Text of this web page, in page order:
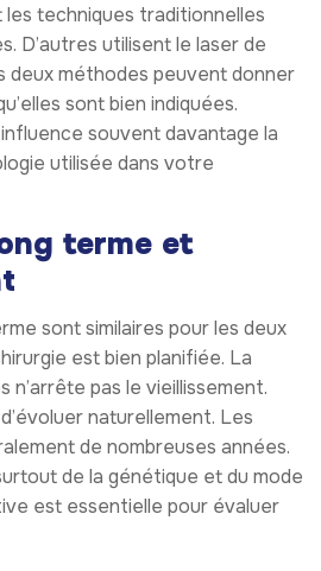
les techniques traditionnelles
D’autres utilisent le laser de
deux méthodes peuvent donner
sont bien indiquées.
souvent davantage la
utilisée dans votre
terme et
sont similaires pour les deux
est bien planifiée. La
n’arrête pas le vieillissement.
naturellement. Les
de nombreuses années.
de la génétique et du mode
est essentielle pour évaluer